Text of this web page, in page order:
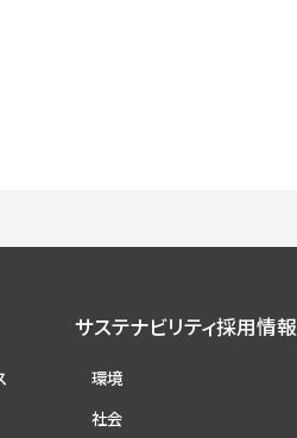
サステナビリティ
環境
社会
採用情報